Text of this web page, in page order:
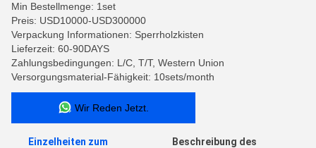
Min Bestellmenge: 1set
Preis: USD10000-USD300000
Verpackung Informationen: Sperrholzkisten
Lieferzeit: 60-90DAYS
Zahlungsbedingungen: L/C, T/T, Western Union
Versorgungsmaterial-Fähigkeit: 10sets/month
Wir Reden Jetzt.
Einzelheiten zum
Beschreibung des